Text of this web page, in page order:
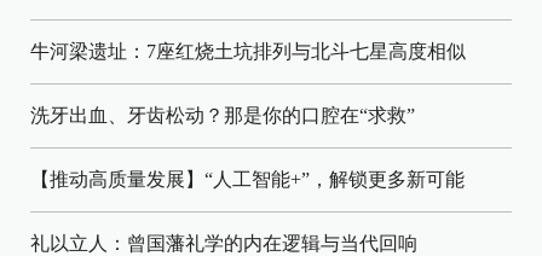
牛河梁遗址：7座红烧土坑排列与北斗七星高度相似
洗牙出血、牙齿松动？那是你的口腔在“求救”
【推动高质量发展】“人工智能+”，解锁更多新可能
礼以立人：曾国藩礼学的内在逻辑与当代回响